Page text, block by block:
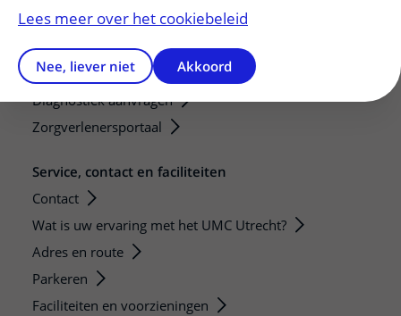
Verwijzers
Mijn patiënt verwijzen
Teleconsult aanvragen
Diagnostiek aanvragen
Zorgverlenersportaal
Service, contact en faciliteiten
Contact
Wat is uw ervaring met het UMC Utrecht?
Adres en route
Parkeren
Faciliteiten en voorzieningen
Lees meer over het cookiebeleid
Nee, liever niet Akkoord